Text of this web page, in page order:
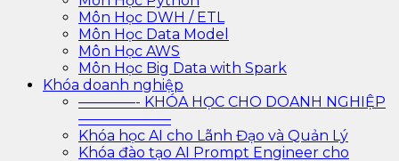
Môn Học DWH / ETL
Môn Học Data Model
Môn Học AWS
Môn Học Big Data with Spark
Khóa doanh nghiệp
————- KHÓA HỌC CHO DOANH NGHIỆP
——————–
Khóa học AI cho Lãnh Đạo và Quản Lý
Khóa đào tạo AI Prompt Engineer cho